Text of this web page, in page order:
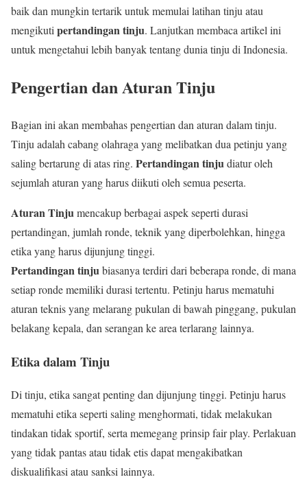
baik dan mungkin tertarik untuk memulai latihan tinju atau
mengikuti pertandingan tinju. Lanjutkan membaca artikel ini
untuk mengetahui lebih banyak tentang dunia tinju di Indonesia.
Pengertian dan Aturan Tinju
Bagian ini akan membahas pengertian dan aturan dalam tinju.
Tinju adalah cabang olahraga yang melibatkan dua petinju yang
saling bertarung di atas ring. Pertandingan tinjudiatur oleh
sejumlah aturan yang harus diikuti oleh semua peserta.
Aturan Tinjumencakup berbagai aspek seperti durasi
pertandingan, jumlah ronde, teknik yang diperbolehkan, hingga
etika yang harus dijunjung tinggi.
Pertandingan tinjubiasanya terdiri dari beberapa ronde, di mana
setiap ronde memiliki durasi tertentu. Petinju harus mematuhi
aturan teknis yang melarang pukulan di bawah pinggang, pukulan
belakang kepala, dan serangan ke area terlarang lainnya.
Etika dalam Tinju
Di tinju, etika sangat penting dan dijunjung tinggi. Petinju harus
mematuhi etika seperti saling menghormati, tidak melakukan
tindakan tidak sportif, serta memegang prinsip fair play. Perlakuan
yang tidak pantas atau tidak etis dapat mengakibatkan
diskualifikasi atau sanksi lainnya.